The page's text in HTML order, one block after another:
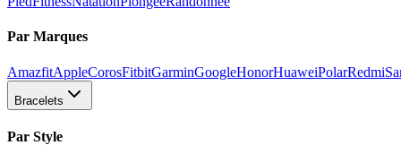
Par Marques
AmazfitAppleCorosFitbitGarminGoogleHonorHuaweiPolarRedmi
Bracelets
Par Style